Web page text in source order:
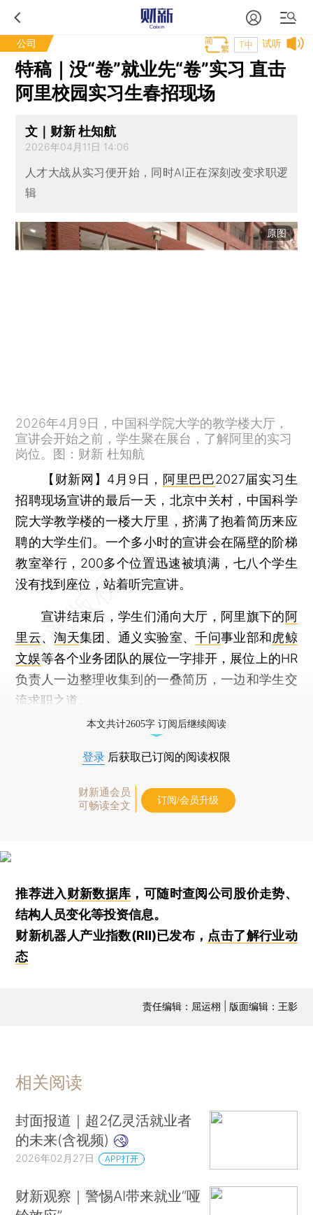
公司 试听
T中
特稿｜没“卷”就业先“卷”实习 直击
阿里校园实习生春招现场
文｜财新 杜知航
2026年04月11日 14:06
人才大战从实习便开始，同时AI正在深刻改变求职逻
辑
原图
2026年4月9日，中国科学院大学的教学楼大厅，
宣讲会开始之前，学生聚在展台，了解阿里的实习
岗位。图：财新 杜知航
【财新网】 4月9日， 阿里巴巴2027届实习生
招聘现场宣讲的最后一天，北京中关村，中国科学
院大学教学楼的一楼大厅里，挤满了抱着简历来应
聘的大学生们。一个多小时的宣讲会在隔壁的阶梯
教室举行，200多个位置迅速被填满，七八个学生
没有找到座位，站着听完宣讲。
宣讲结束后，学生们涌向大厅，阿里旗下的阿
里云、淘天集团、通义实验室、千问事业部和虎鲸
文娱等各个业务团队的展位一字排开，展位上的HR
负责人一边整理收集到的一叠简历，一边和学生交
流求职之道。
本文共计2605字 订阅后继续阅读
登录 后获取已订阅的阅读权限
财新通会员
可畅读全文
订阅/会员升级
推荐进入财新数据库 ，可随时查阅公司股价走势、
结构人员变化等投资信息。
财新机器人产业指数(RII)已发布， 点击了解行业动
态
责任编辑：屈运栩 | 版面编辑：王影
相关阅读
封面报道｜超2亿灵活就业者
的未来(含视频)
2026年02月27日 APP打开
财新观察｜警惕AI带来就业“哑